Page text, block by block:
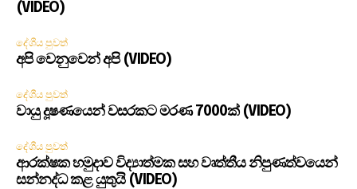
(VIDEO)
දේශීය පුවත්
අපි වෙනුවෙන් අපි (VIDEO)
දේශීය පුවත්
වායු දූෂණයෙන් වසරකට මරණ 7000ක් (VIDEO)
දේශීය පුවත්
ආරක්ෂක හමුදාව විද්‍යාත්මක සහ වෘත්තීය නිපුණත්වයෙන්
සන්නද්ධ කළ යුතුයි (VIDEO)